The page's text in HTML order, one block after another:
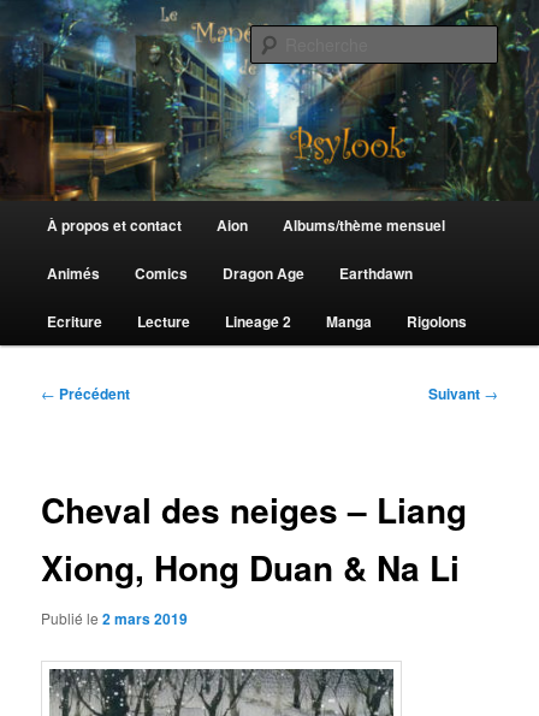
au
contenu
principalLe Manège de Psylook
principal
À propos et contact Aion Albums/thème mensuel
Animés Comics Dragon Age Earthdawn
Ecriture Lecture Lineage 2 Manga Rigolons
Navigation
← Précédent Suivant →
Cheval des neiges – Liang
Xiong, Hong Duan & Na Li
Publié le2 mars 2019